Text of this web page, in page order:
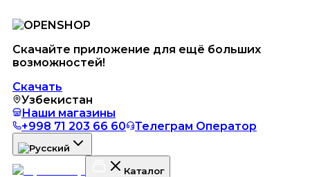
Скачайте приложение для ещё больших
возможностей!
Скачать
Узбекистан
Наши магазины
+998 71 203 66 60
Телеграм Оператор
Каталог